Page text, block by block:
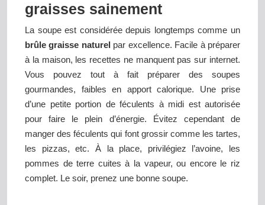
graisses sainement
La soupe est considérée depuis longtemps comme un
brûle graisse naturel par excellence. Facile à préparer
à la maison, les recettes ne manquent pas sur internet.
Vous pouvez tout à fait préparer des soupes
gourmandes, faibles en apport calorique. Une prise
d’une petite portion de féculents à midi est autorisée
pour faire le plein d’énergie. Évitez cependant de
manger des féculents qui font grossir comme les tartes,
les pizzas, etc. À la place, privilégiez l’avoine, les
pommes de terre cuites à la vapeur, ou encore le riz
complet. Le soir, prenez une bonne soupe.